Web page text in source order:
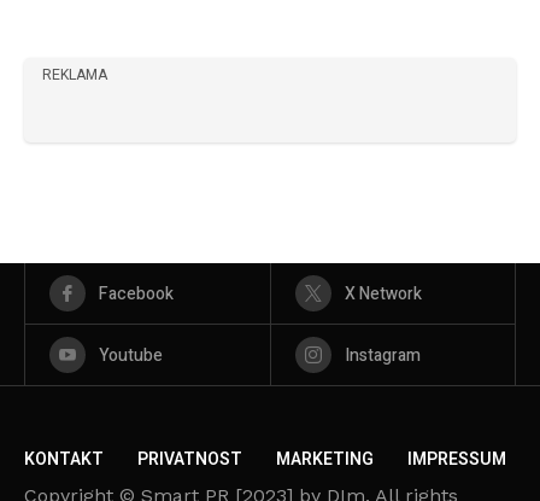
REKLAMA
Facebook X Network
Youtube Instagram
KONTAKT PRIVATNOST MARKETING IMPRESSUM
Copyright © Smart PR [2023] by DIm. All rights